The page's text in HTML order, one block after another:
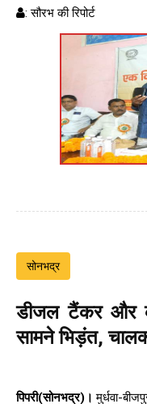
: सौरभ की रिपोर्ट
सोनभद्र
डीजल टैंकर और
सामने भिड़ंत,
पिपरी(सोनभद्र)। मुर्धवा-